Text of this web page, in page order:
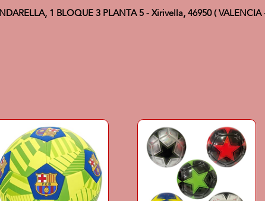
1 BLOQUE 3 PLANTA 5 - Xirivella, 46950 (